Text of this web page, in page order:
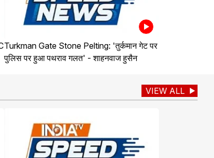
Turkman Gate Stone Pelting: 'तुर्कमान गेट पर
पुलिस पर हुआ पथराव गलत' - शाहनवाज हुसैन
VIEW ALL